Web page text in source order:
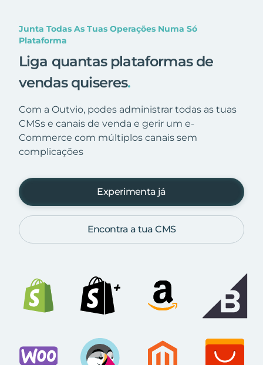
Junta Todas As Tuas Operações Numa Só
Plataforma
Liga quantas plataformas de
vendas quiseres.
Com a Outvio, podes administrar todas as tuas
CMSs e canais de venda e gerir um e-
Commerce com múltiplos canais sem
complicações
Experimenta já
Encontra a tua CMS